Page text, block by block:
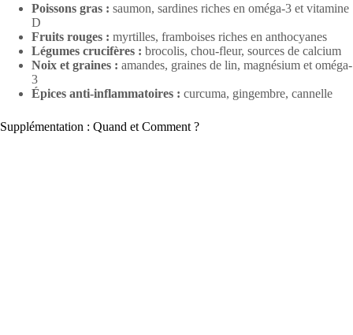
Poissons gras : saumon, sardines riches en oméga-3 et vitamine
D
Fruits rouges : myrtilles, framboises riches en anthocyanes
Légumes crucifères : brocolis, chou-fleur, sources de calcium
Noix et graines : amandes, graines de lin, magnésium et oméga-
3
Épices anti-inflammatoires : curcuma, gingembre, cannelle
Supplémentation : Quand et Comment ?